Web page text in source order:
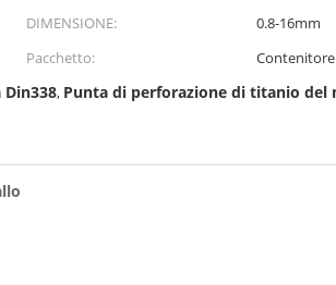
DIMENSIONE:
0.8-16mm
Pacchetto:
Contenitore
, Punta di perforazione di titanio del